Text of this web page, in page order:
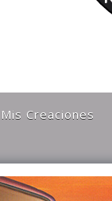
Mis Creaciones